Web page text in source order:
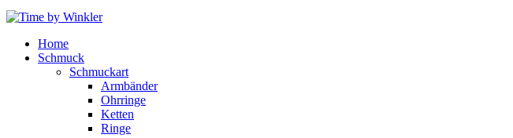
Home
Schmuck
Schmuckart
Armbänder
Ohrringe
Ketten
Ringe